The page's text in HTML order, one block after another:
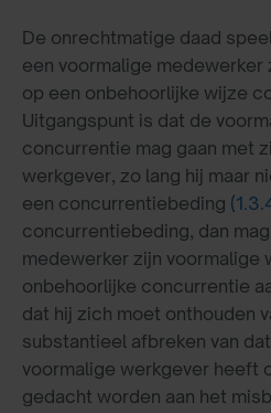
De onrechtmatige daad
een voormalige medewerker
op een onbehoorlijke wijze
Uitgangspunt is dat de
concurrentie mag gaan met
werkgever, zo lang hij maar
een concurrentiebeding
concurrentiebeding, dan
medewerker zijn voormalige
onbehoorlijke concurrentie
dat hij zich moet onthouden
substantieel afbreken van
voormalige werkgever heeft
gedacht worden aan het